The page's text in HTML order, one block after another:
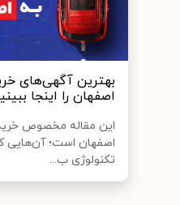
بهترین آگهی‌های
اصفهان را اینجا
این مقاله مخصوص
اصفهان است؛ آن‌هایی
تکنولوژی ب...